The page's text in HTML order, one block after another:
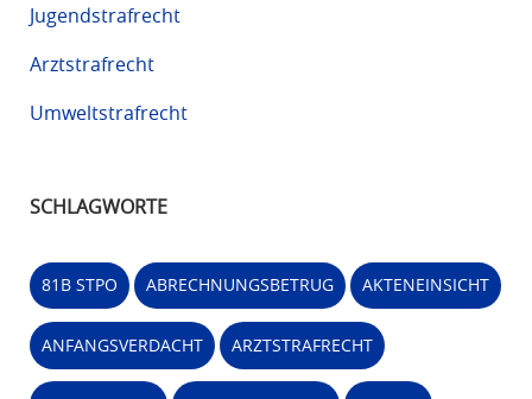
Jugendstrafrecht
Arztstrafrecht
Umweltstrafrecht
SCHLAGWORTE
81B STPO ABRECHNUNGSBETRUG AKTENEINSICHT
ANFANGSVERDACHT ARZTSTRAFRECHT